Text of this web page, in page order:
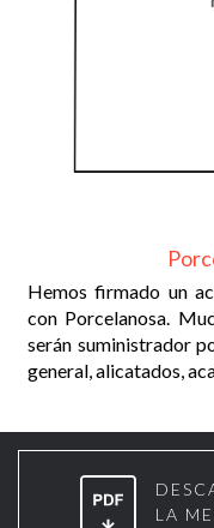
Hemos firmado un
con Porcelanosa.
serán suministrador
general, alicatados,
LA